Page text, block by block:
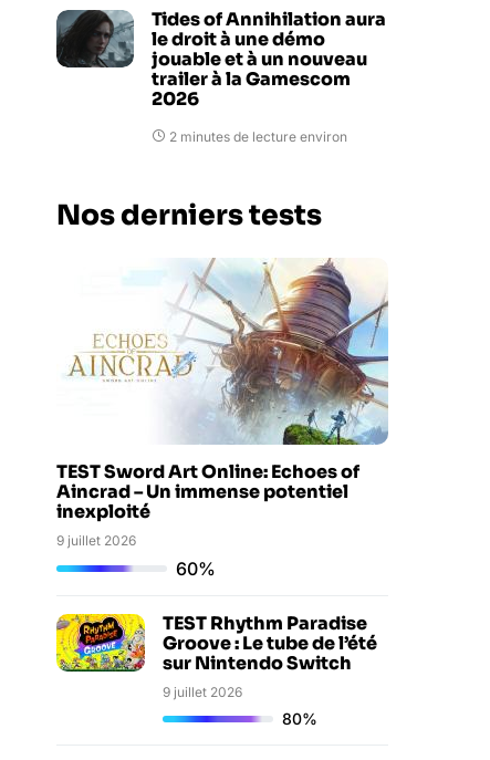
Tides of Annihilation aura
le droit à une démo
jouable et à un nouveau
trailer à la Gamescom
2026
2 minutes de lecture environ
Nos derniers tests
TEST Sword Art Online: Echoes of
Aincrad – Un immense potentiel
inexploité
9 juillet 2026
60%
TEST Rhythm Paradise
Groove : Le tube de l’été
sur Nintendo Switch
9 juillet 2026
80%